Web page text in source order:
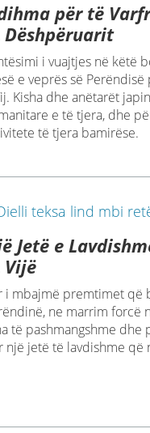
për të
Dëshpëruarit
i vuajtjes në këtë
e veprës së
Kisha dhe anëtarët
e të tjera, dhe
të tjera bamirëse.
Jetë e
Vijë
i mbajmë premtimet që
ne marrim forcë
të pashmangshme dhe
një jetë të lavdishme që